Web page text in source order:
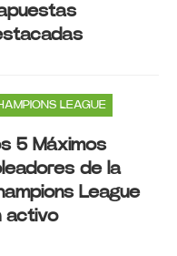
LEAGUE
5 Máximos
de la
League
activo